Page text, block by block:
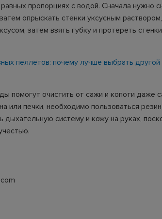
пропорциях с водой. Сначала нужно
опрыскать стенки уксусным
затем взять губку и протереть
пеллетов: почему лучше выбрать другой
помогут очистить от сажи и копоти даже
или печки, необходимо пользоваться
дыхательную систему и кожу на руках,